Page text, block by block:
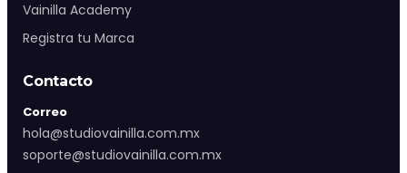
Vainilla Academy
Registra tu Marca
Contacto
Correo
hola@studiovainilla.com.mx
soporte@studiovainilla.com.mx